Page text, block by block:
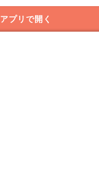
プリで開く